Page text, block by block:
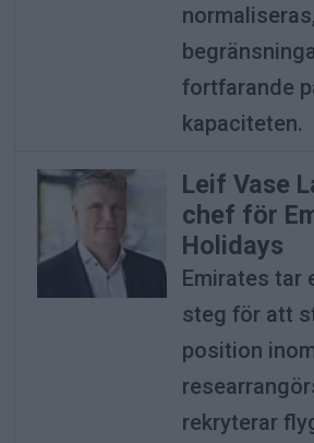
fortfarande
kapaciteten.
Leif Vase
chef för
Holidays
Emirates tar
steg för att
position
rekryterar